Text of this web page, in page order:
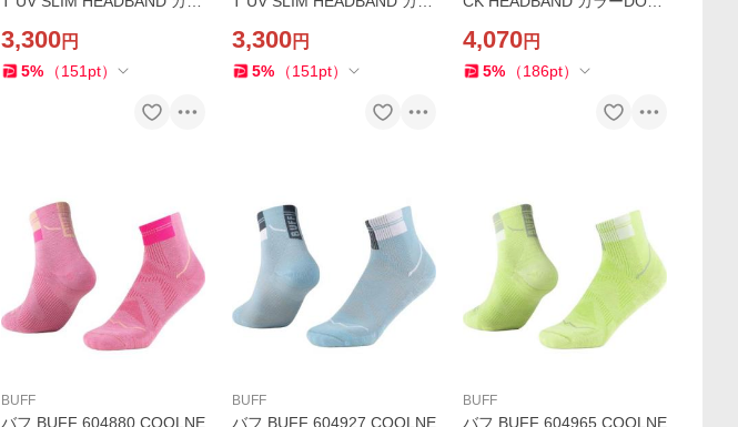
ド UPF50 ランニング ジム
ヨガ ストレッチ スポーツ
3,300円
5% （151 pt）
HSIA ヘッドバンド UPF50
ランニング ジム ヨガ ストレ
3,300円
5% （151 pt）
ンド ランニング ジム ヨガ ス
トレッチ スポーツ
4,070円
5% （186pt）
BUFF
バフ BUFF 604880 COOLNE
BUFF
バフ BUFF 604927 COOLNE
BUFF
バフ BUFF 604965 COOLNE